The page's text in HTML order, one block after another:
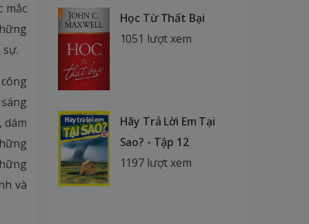
mắc
sự.
dám
và
Học Từ Thất Bại
1051 lượt xem
Hãy Trả Lời Em Tại
Sao? - Tập 12
1197 lượt xem